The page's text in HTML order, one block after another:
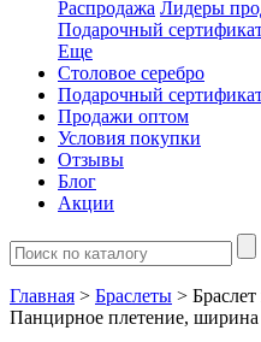
Распродажа Лидеры
Подарочный
Еще
Столовое серебро
Подарочный
Продажи оптом
Условия покупки
Отзывы
Блог
Акции
Главная > Браслеты >
Панцирное плетение,